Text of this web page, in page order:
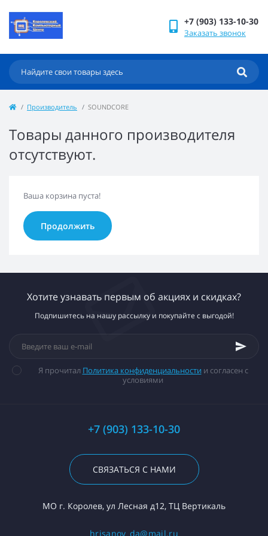
+7 (903) 133-10-30
Заказать звонок
Производитель SOUNDCORE
Товары данного производителя
отсутствуют.
Ваша корзина пуста!
Продолжить
Хотите узнавать первым об акциях и скидках?
Подпишитесь на нашу рассылку и покупайте с выгодой!
Я прочитал Политика конфиденциальности и согласен с
условиями
+7 (903) 133-10-30
СВЯЗАТЬСЯ С НАМИ
МО г. Королев, ул Лесная д12, ТЦ Вертикаль
hrisanov_da@mail.ru